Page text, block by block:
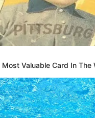
Valuable Card In The